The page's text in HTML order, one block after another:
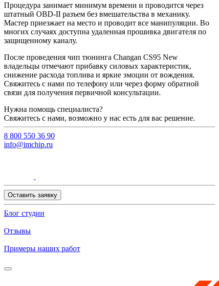
Процедура занимает минимум времени и проводится через
штатный OBD-II разъем без вмешательства в механику.
Мастер приезжает на место и проводит все манипуляции. Во
многих случаях доступна удаленная прошивка двигателя по
защищенному каналу.
После проведения чип тюнинга Changan CS95 New
владельцы отмечают прибавку силовых характеристик,
снижение расхода топлива и яркие эмоции от вождения.
Свяжитесь с нами по телефону или через форму обратной
связи для получения первичной консультации.
Нужна помощь специалиста?
Свяжитесь с нами, возможно у нас есть для вас решение.
8 800 550 36 90
info@imchip.ru
Оставить заявку
Блог студии
Отзывы
Примеры наших работ